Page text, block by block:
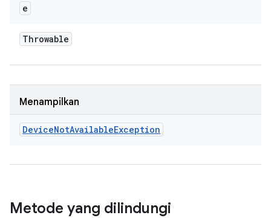
e
Throwable
Menampilkan
DeviceNotAvailableException
Metode yang dilindungi